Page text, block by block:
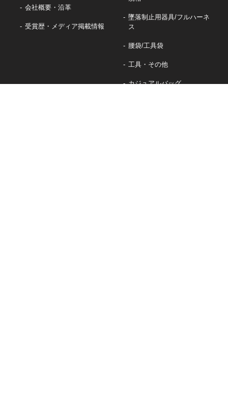
会社概要・沿革
受賞歴・メディア掲載情報
墜落制止用器具/フルハーネ
ス
腰袋/工具袋
工具・その他
カジュアルバッグ